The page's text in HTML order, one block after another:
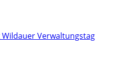
Verwaltungstag